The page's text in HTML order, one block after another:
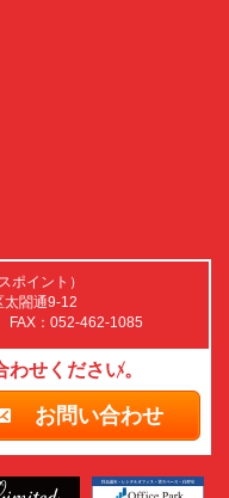
ポイント）
太閤通9-12
：052-462-1085
せください。
お問い合わせ